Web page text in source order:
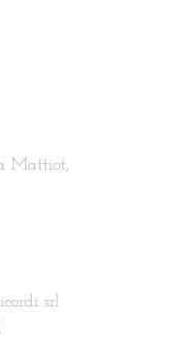
Mattiot,
srl